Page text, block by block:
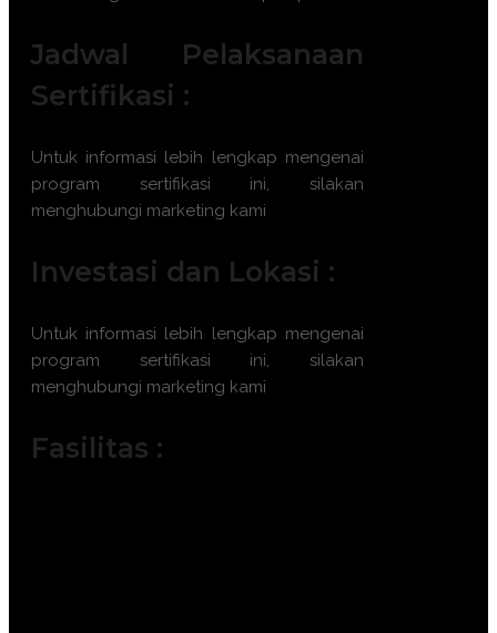
Jadwal Pelaksanaan
Sertifikasi :
Untuk informasi lebih lengkap mengenai
program sertifikasi ini, silakan
menghubungi marketing kami
Investasi dan Lokasi :
Untuk informasi lebih lengkap mengenai
program sertifikasi ini, silakan
menghubungi marketing kami
Fasilitas :